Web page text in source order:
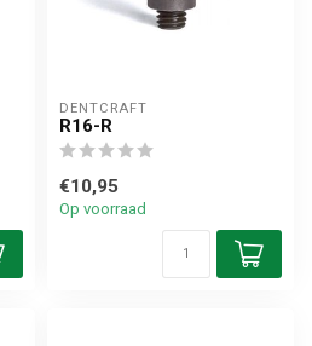
DENTCRAFT
R16-R
€10,95
Op voorraad